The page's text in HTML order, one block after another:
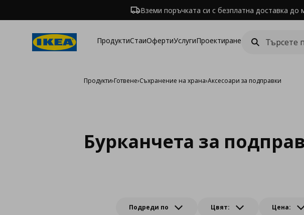
Вземи поръчката си с безплатна доставка до
ПродуктиСтаиОфертиУслугиПроектиране
Продукти›Готвене›Съхранение на храна›Аксесоари за подправки
Бурканчета за
Подреди по Цвят: Цена: